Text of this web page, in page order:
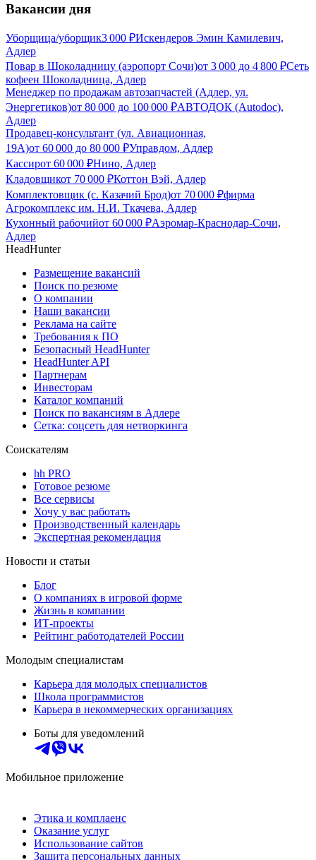
Вакансии дня
Уборщица/уборщик3 000 ₽Искендеров Эмин Камилевич,
Адлер
Повар в Шоколадницу (аэропорт Сочи)от 3 000 до 4 800 ₽Сеть
кофеен Шоколадница, Адлер
Менеджер по продажам автозапчастей (Адлер, ул.
Энергетиков)от 80 000 до 100 000 ₽АВТОДОК (Autodoc),
Адлер
Продавец-консультант (ул. Авиационная,
19А)от 60 000 до 80 000 ₽Управдом, Адлер
Кассирот 60 000 ₽Нино, Адлер
Кладовщикот 70 000 ₽Коттон Вэй, Адлер
Комплектовщик (с. Казачий Брод)от 70 000 ₽фирма
Агрокомплекс им. Н.И. Ткачева, Адлер
Кухонный рабочийот 60 000 ₽Аэромар-Краснодар-Сочи,
Адлер
HeadHunter
Размещение вакансий
Поиск по резюме
О компании
Наши вакансии
Реклама на сайте
Требования к ПО
Безопасный HeadHunter
HeadHunter API
Партнерам
Инвесторам
Каталог компаний
Поиск по вакансиям в Адлере
Сетка: соцсеть для нетворкинга
Соискателям
hh PRO
Готовое резюме
Все сервисы
Хочу у вас работать
Производственный календарь
Экспертная рекомендация
Новости и статьи
Блог
О компаниях в игровой форме
Жизнь в компании
ИТ-проекты
Рейтинг работодателей России
Молодым специалистам
Карьера для молодых специалистов
Школа программистов
Карьера в некоммерческих организациях
Боты для уведомлений
Мобильное приложение
Этика и комплаенс
Оказание услуг
Использование сайтов
Защита персональных данных